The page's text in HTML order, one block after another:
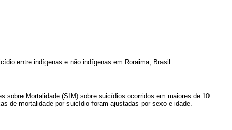
entre indígenas e não indígenas em Roraima, Brasil.
sobre Mortalidade (SIM) sobre suicídios ocorridos em maiores de 10
de mortalidade por suicídio foram ajustadas por sexo e idade.